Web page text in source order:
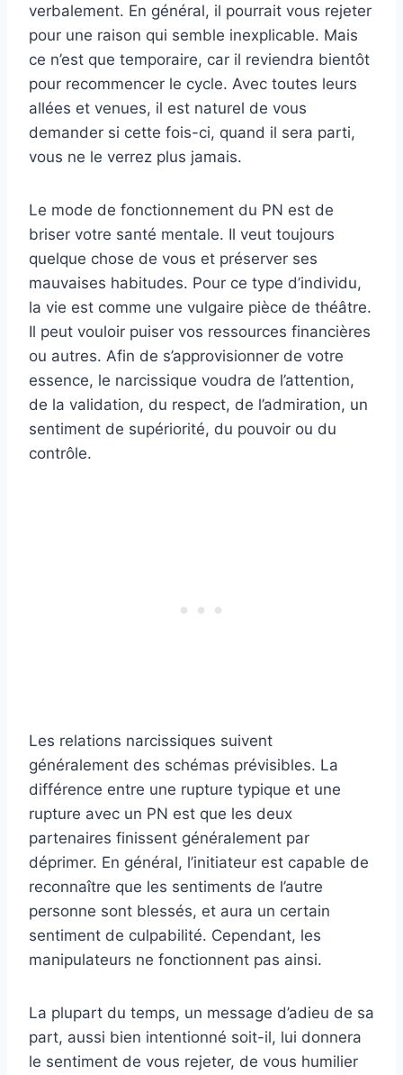
verbalement. En général, il pourrait vous rejeter
pour une raison qui semble inexplicable. Mais
ce n’est que temporaire, car il reviendra bientôt
pour recommencer le cycle. Avec toutes leurs
allées et venues, il est naturel de vous
demander si cette fois-ci, quand il sera parti,
vous ne le verrez plus jamais.
Le mode de fonctionnement du PN est de
briser votre santé mentale. Il veut toujours
quelque chose de vous et préserver ses
mauvaises habitudes. Pour ce type d’individu,
la vie est comme une vulgaire pièce de théâtre.
Il peut vouloir puiser vos ressources financières
ou autres. Afin de s’approvisionner de votre
essence, le narcissique voudra de l’attention,
de la validation, du respect, de l’admiration, un
sentiment de supériorité, du pouvoir ou du
contrôle.
Les relations narcissiques suivent
généralement des schémas prévisibles. La
différence entre une rupture typique et une
rupture avec un PN est que les deux
partenaires finissent généralement par
déprimer. En général, l’initiateur est capable de
reconnaître que les sentiments de l’autre
personne sont blessés, et aura un certain
sentiment de culpabilité. Cependant, les
manipulateurs ne fonctionnent pas ainsi.
La plupart du temps, un message d’adieu de sa
part, aussi bien intentionné soit-il, lui donnera
le sentiment de vous rejeter, de vous humilier